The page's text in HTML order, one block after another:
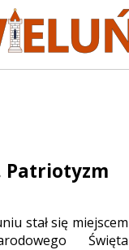
Patriotyzm
stał się miejscem
Święta